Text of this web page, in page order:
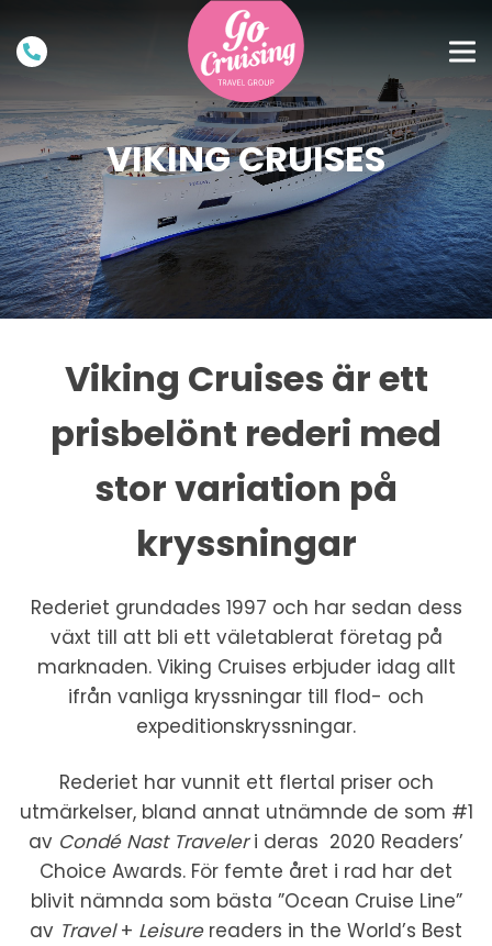
VIKING CRUISES
Viking Cruises är ett
prisbelönt rederi med
stor variation på
kryssningar
Rederiet grundades 1997 och har sedan dess
växt till att bli ett väletablerat företag på
marknaden. Viking Cruises erbjuder idag allt
ifrån vanliga kryssningar till flod- och
expeditionskryssningar.
Rederiet har vunnit ett flertal priser och
utmärkelser, bland annat utnämnde de som #1
av Condé Nast Traveleri deras 2020 Readers’
Choice Awards. För femte året i rad har det
blivit nämnda som bästa ”Ocean Cruise Line”
av Travel+ Leisurereaders in the World’s Best